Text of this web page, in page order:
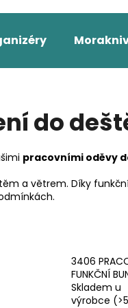
Morakniv
do
pracovními oděvy
a větrem. Díky
3406
FUNKČNÍ
Skladem u
výrobce
HLEDAT
2423 PRACOVNÍ